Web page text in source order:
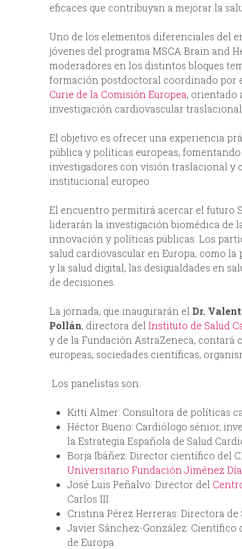
eficaces que contribuyan a mejorar la
Uno de los elementos diferenciales del
jóvenes del programa MSCA Brain and
moderadores en los distintos bloques
formación postdoctoral coordinado por
Curie de la Comisión Europea, orientado
investigación cardiovascular
El objetivo es ofrecer una experiencia
pública y políticas europeas,
investigadores con visión traslacional y
institucional europeo.
El encuentro permitirá acercar el futuro
liderarán la investigación biomédica de
innovación y políticas públicas. Los
salud cardiovascular en Europa, como
y la salud digital, las desigualdades en
de decisiones.
La jornada, que inaugurarán el Dr.
Pollán, directora del Instituto de Salud
y de la Fundación AstraZeneca,
europeas, sociedades científicas,
Los panelistas son:
Kitti Almer: Consultora de políticas
Héctor Bueno: Cardiólogo sénior,
la Estrategia Española de Salud
Borja Ibáñez: Director científico del
Universitario Fundación Jiménez
José Luis Peñalvo: Director del
Carlos III
Cristina Pérez Herreras: Directora
Javier Sánchez-González:
de Europa